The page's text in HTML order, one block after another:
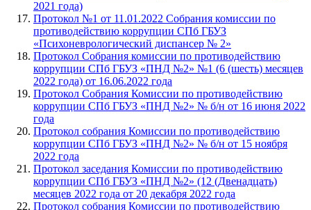
2021 года)
Протокол №1 от 11.01.2022 Собрания комиссии по
противодействию коррупции СПб ГБУЗ
«Психоневрологический диспансер № 2»
Протокол Собрания комиссии по противодействию
коррупции СПб ГБУЗ «ПНД №2» №1 (6 (шесть) месяцев
2022 года) от 16.06.2022 года
Протокол Собрания Комиссии по противодействию
коррупции СПб ГБУЗ «ПНД №2» № б/н от 16 июня 2022
года
Протокол собрания Комиссии по противодействию
коррупции СПб ГБУЗ «ПНД №2» № б/н от 15 ноября
2022 года
Протокол заседания Комиссии по противодействию
коррупции СПб ГБУЗ «ПНД №2» (12 (Двенадцать)
месяцев 2022 года от 20 декабря 2022 года
Протокол собрания Комиссии по противодействию